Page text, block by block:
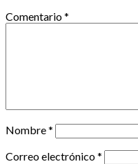
Comentario*
Nombre*
Correo electrónico*